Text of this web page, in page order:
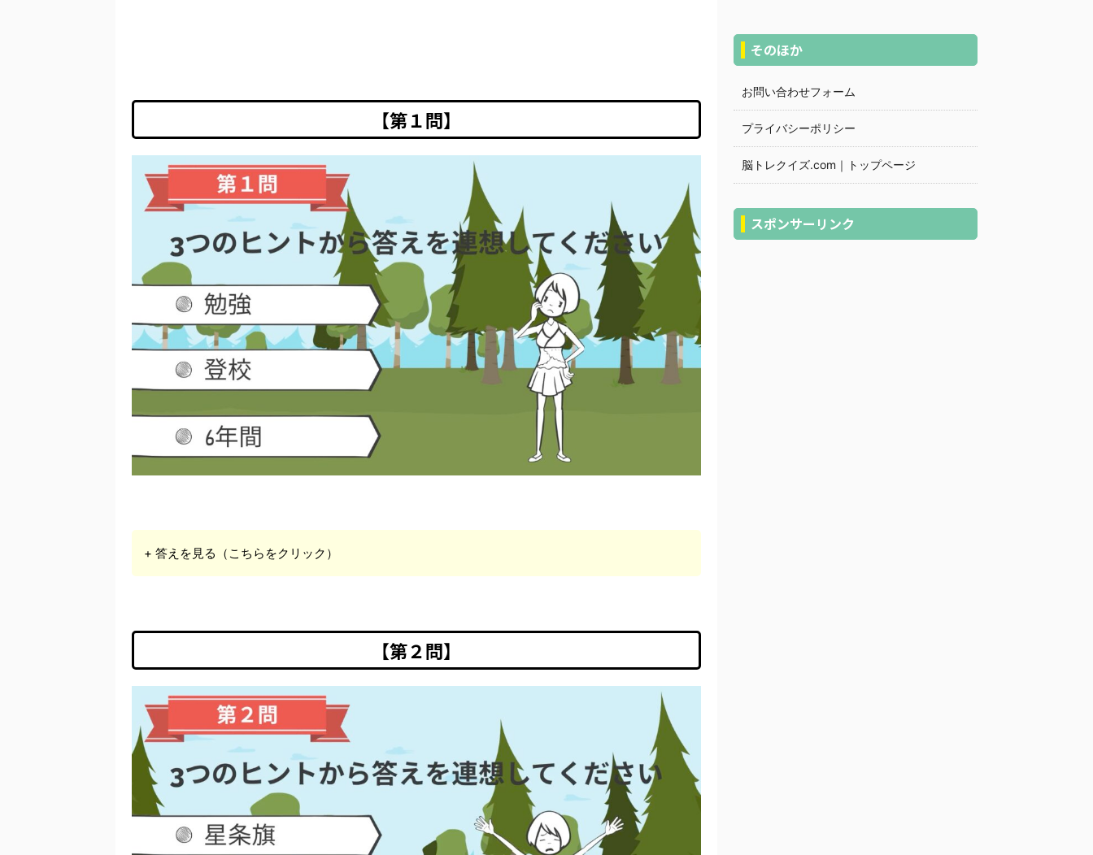
【第１問】
+ 答えを見る（こちらをクリック）
【第２問】
そのほか
お問い合わせフォーム
プライバシーポリシー
脳トレクイズ.com｜トップページ
スポンサーリンク